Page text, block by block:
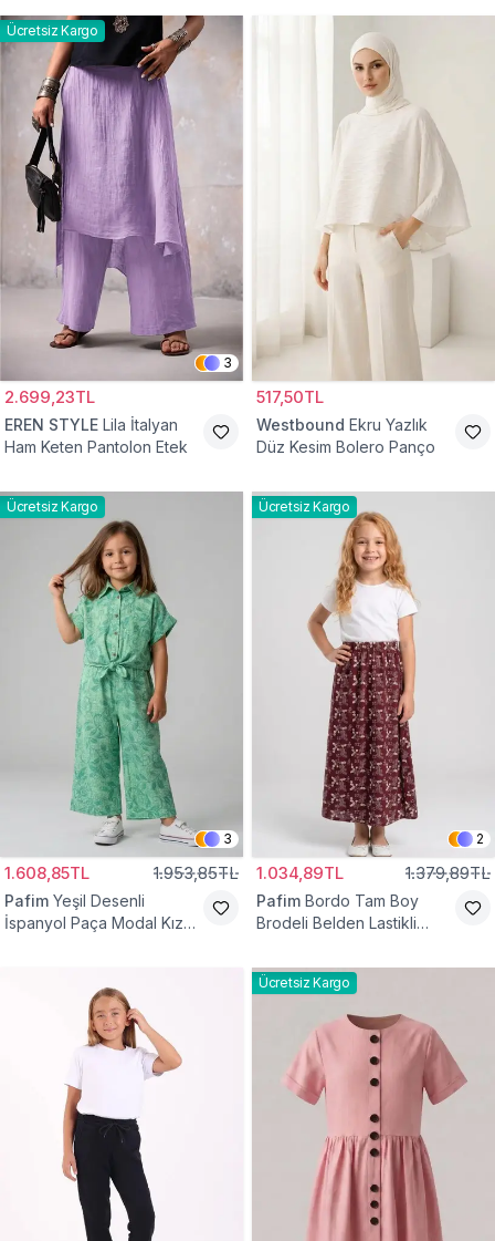
Ücretsiz Kargo
3
2.699,23TL
EREN STYLE Lila İtalyan
Ham Keten Pantolon Etek
517,50TL
Westbound Ekru Yazlık
Düz Kesim Bolero Panço
Ücretsiz Kargo
3
1.608,85TL 1.953,85TL
Pafim Yeşil Desenli
İspanyol Paça Modal Kız
Ücretsiz Kargo
2
1.034,89TL 1.379,89TL
Pafim Bordo Tam Boy
Brodeli Belden Lastikli
Ücretsiz Kargo